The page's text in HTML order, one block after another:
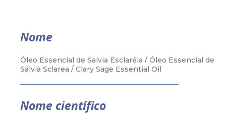
Nome
Óleo Essencial de Salvia Esclaréia / Óleo Essencial de
Sálvia Sclarea / Clary Sage Essential Oil
Nome científico